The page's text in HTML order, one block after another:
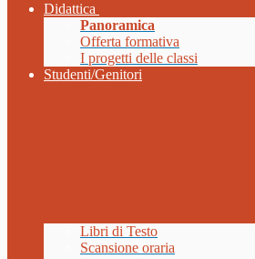
Didattica
Panoramica
Offerta formativa
I progetti delle classi
Studenti/Genitori
Libri di Testo
Scansione oraria